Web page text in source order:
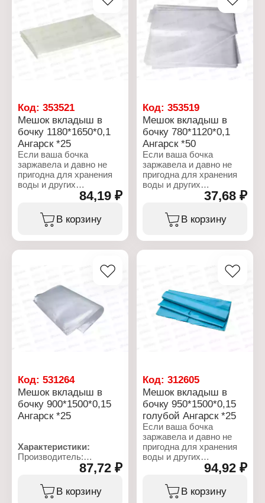
для тех, кто не хочет
переживать из-за
мелочей! Оригинальные
зажимы из ПВХ
отличаются
эластичностью и
вашему участку более
ухоженный вид. В
упаковке 12 штук.
Характеристики:
Производитель: ТПК
Весна
Тип товара: Крепление
для укрывного
Диаметр: 10 мм, 9 мм
Материал: ПВХ
Количество в комплекте:
Цвет: белый
Диаметр: 20 см
Количество: 10 шт
Код: 353521
Мешок вкладыш в
бочку 1180*1650*0,1
Ангарск *25
Если ваша бочка
заржавела и давно не
пригодна для хранения
воды и других
жидкостей, вам поможет
вкладыш в бочку от
СибПолимер на 300
литров. Данные мешки в
Можно использовать в
дырявых бочках, когда-
то ставших
непригодными.
Характеристики:
Производитель:
Вид товара: вкладыш
Размер: 1180х1650х0,1
мм
Толщина: 100 мкм
Объем: 300 л
84,19 ₽
В корзину
Код:353519
Мешок вкладыш в
бочку 780*1120*0,1
Ангарск *50
Если ваша бочка
заржавела и давно не
пригодна для хранения
воды и других
жидкостей, вам поможет
вкладыш в бочку от
СибПолимер на 160
литров. Данные мешки в
Можно использовать в
то ставших
непригодными.
Характеристики:
Вид товара: вкладыш
Размер: 780х1120х0,1 мм
Объем: 160 л
Материал: полиэтилен
37,68 ₽
В корзину
Код: 531264
Мешок вкладыш в
бочку 900*1500*0,15
Ангарск *25
Характеристики:
Производитель:
Тип товара: Мешок
Назначение: в бочку
Вид товара: вкладыш
87,72 ₽
В корзину
Код:312605
Мешок вкладыш в
бочку 950*1500*0,15
голубой Ангарск *25
Если ваша бочка
заржавела и давно не
пригодна для хранения
воды и других
жидкостей, вам поможет
вкладыш в бочку от
СибПолимер на 300
литров, голубого цвета.
94,92 ₽
В корзину